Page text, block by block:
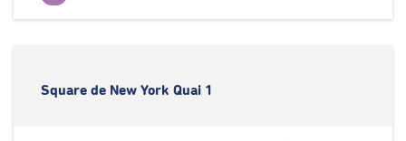
Square de New York Quai 1